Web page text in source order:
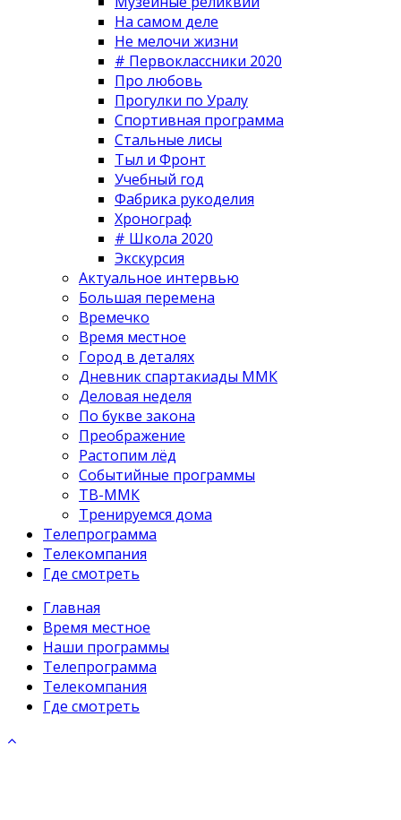
На самом деле
Не мелочи жизни
# Первоклассники 2020
Про любовь
Прогулки по Уралу
Спортивная программа
Стальные лисы
Тыл и Фронт
Учебный год
Фабрика рукоделия
Хронограф
# Школа 2020
Экскурсия
Актуальное интервью
Большая перемена
Времечко
Время местное
Город в деталях
Дневник спартакиады ММК
Деловая неделя
По букве закона
Преображение
Растопим лёд
Событийные программы
ТВ-ММК
Тренируемся дома
Телепрограмма
Телекомпания
Где смотреть
Главная
Время местное
Наши программы
Телепрограмма
Телекомпания
Где смотреть